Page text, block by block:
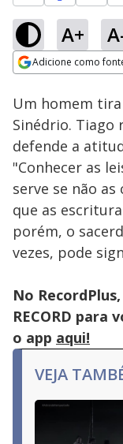
A+
Adicione como
Ativar
Um homem
Sinédrio. Tiago
defende a
"Conhecer as
serve se não
que as
porém, o
vezes, pode
No
RECORD para
o app aqui!
VEJA